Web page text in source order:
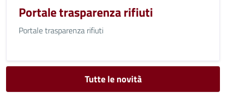
Portale trasparenza rifiuti
Portale trasparenza rifiuti
Tutte le novità